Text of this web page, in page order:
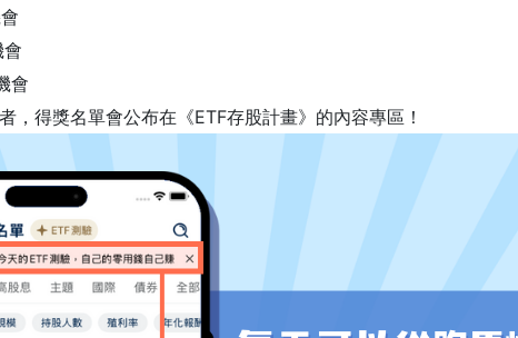
會
，得獎名單會公布在《ETF存股計畫》的內容專區！